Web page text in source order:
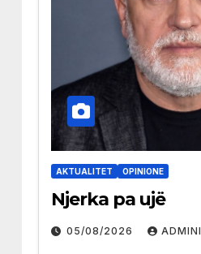
AKTUALITET OPINIONE
Njerka pa ujë
05/08/2026 ADMINI